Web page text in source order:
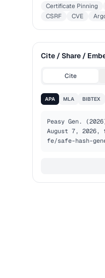
Certificate Pinning
CSRF
CVE
Cite / Share /
Cite
APA MLA BIBTEX
Peasy Gen.
August 7, 2026,
fe/safe-hash-